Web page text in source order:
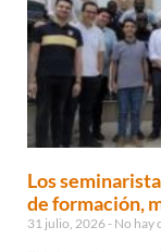
Los
de formación,
31 julio, 2026 No hay